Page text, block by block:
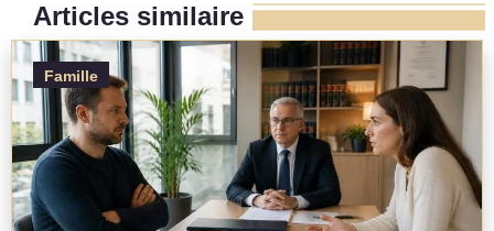
Articles similaire
Famille